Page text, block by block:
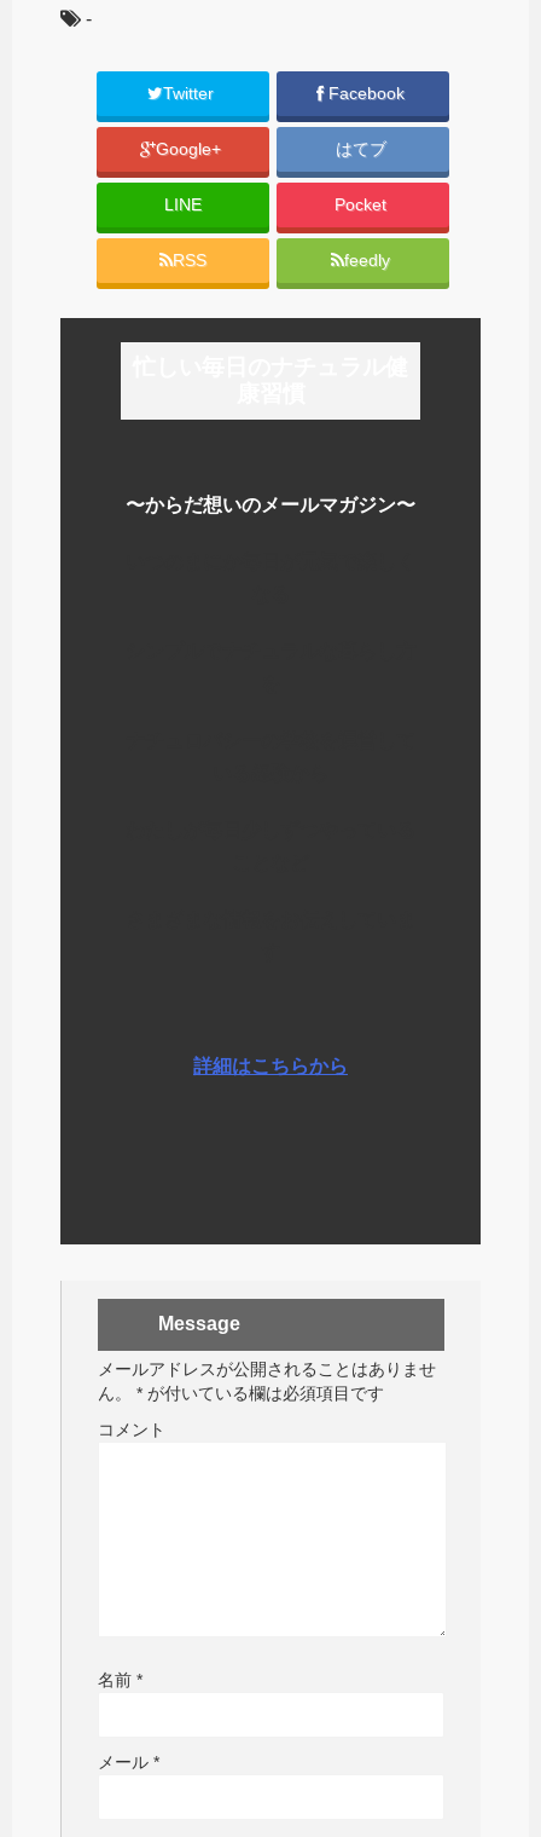
-
Twitter Facebook
Google+ はてブ
LINE Pocket
RSS feedly
〜からだ想いのメールマガジン〜
詳細はこちらから
Message
メールアドレスが公開されることはありませ
ん。
* が付いている欄は必須項目です
コメント
名前 *
メール *